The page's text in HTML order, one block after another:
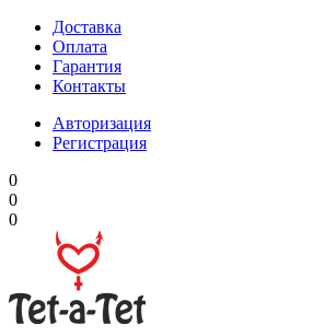
Доставка
Оплата
Гарантия
Контакты
Авторизация
Регистрация
0
0
0